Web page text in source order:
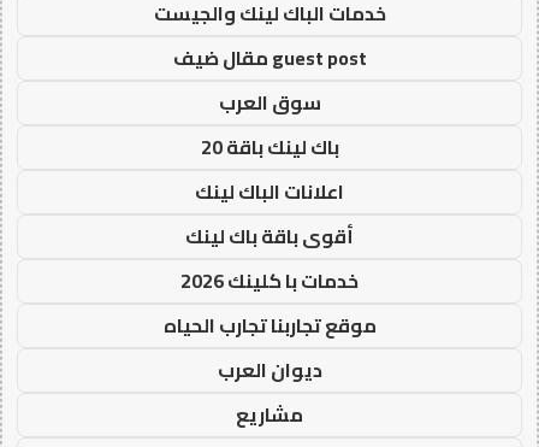
خدمات الباك لينك والجيست
guest post مقال ضيف
سوق العرب
باك لينك باقة 20
اعلانات الباك لينك
أقوى باقة باك لينك
خدمات با كلينك 2026
موقع تجاربنا تجارب الحياه
ديوان العرب
مشاريع